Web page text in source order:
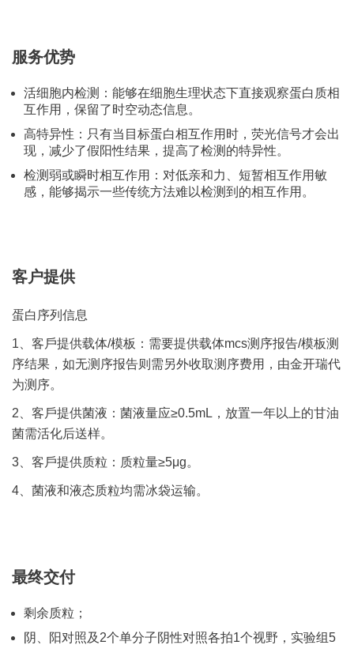
服务优势
活细胞内检测：能够在细胞生理状态下直接观察蛋白质相
互作用，保留了时空动态信息。
高特异性：只有当目标蛋白相互作用时，荧光信号才会出
现，减少了假阳性结果，提高了检测的特异性。
检测弱或瞬时相互作用：对低亲和力、短暂相互作用敏
感，能够揭示一些传统方法难以检测到的相互作用。
客户提供
蛋白序列信息
1、客⼾提供载体/模板：需要提供载体mcs测序报告/模板测
序结果，如⽆测序报告则需另外收取测序费⽤，由⾦开瑞代
为测序。
2、客⼾提供菌液：菌液量应≥0.5mL，放置⼀年以上的⽢油
菌需活化后送样。
3、客⼾提供质粒：质粒量≥5μg。
4、菌液和液态质粒均需冰袋运输。
最终交付
剩余质粒；
阴、阳对照及2个单分⼦阴性对照各拍1个视野，实验组5